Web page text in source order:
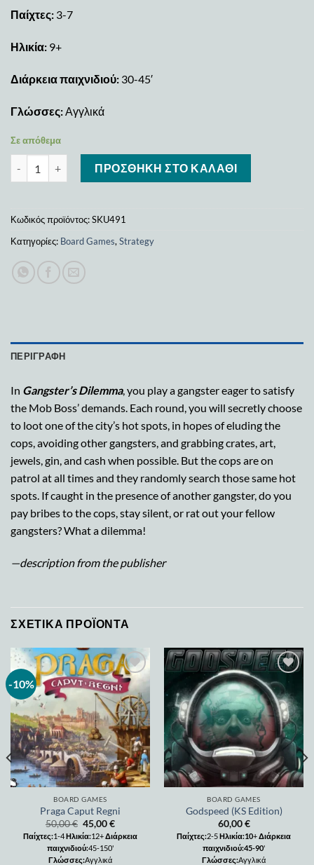
Παίχτες: 3-7
Ηλικία: 9+
Διάρκεια παιχνιδιού: 30-45′
Γλώσσες: Αγγλικά
Σε απόθεμα
Gangster’s Dilemma ποσότηταΠΡΟΣΘΉΚΗ ΣΤΟ ΚΑΛΆΘΙ
Κωδικός προϊόντος:SKU491
Κατηγορίες: Board Games,Strategy
ΠΕΡΙΓΡΑΦΉ
In Gangster’s Dilemma, you play a gangster eager to satisfy
the Mob Boss’ demands. Each round, you will secretly choose
to loot one of the city’s hot spots, in hopes of eluding the
cops, avoiding other gangsters, and grabbing crates, art,
jewels, gin, and cash when possible. But the cops are on
patrol at all times and they randomly search those same hot
spots. If caught in the presence of another gangster, do you
pay bribes to the cops, stay silent, or rat out your fellow
gangsters? What a dilemma!
—description from the publisher
ΣΧΕΤΙΚΆ ΠΡΟΪΌΝΤΑ
-10%
Add to
wishlist
BOARD GAMES
Praga Caput Regni
50,00€ 45,00€
Παίχτες:1-4Ηλικία:12+ Διάρκεια
παιχνιδιού:45-150'
Γλώσσες:Αγγλικά
Add to
wishlist
BOARD GAMES
Godspeed (KS Edition)
60,00€
Παίχτες:2-5Ηλικία:10+ Διάρκεια
παιχνιδιού:45-90'
Γλώσσες:Αγγλικά